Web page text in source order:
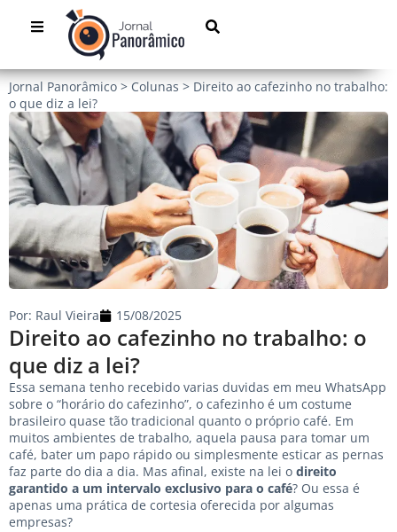
Jornal Panorâmico > Colunas > Direito ao cafezinho no trabalho:
o que diz a lei?
Direito ao cafezinho no trabalho: o
que diz a lei?
Por: Raul Vieira 15/08/2025
Essa semana tenho recebido varias duvidas em meu WhatsApp
sobre o “horário do cafezinho”, o cafezinho é um costume
brasileiro quase tão tradicional quanto o próprio café. Em
muitos ambientes de trabalho, aquela pausa para tomar um
café, bater um papo rápido ou simplesmente esticar as pernas
faz parte do dia a dia. Mas afinal, existe na lei o direito
garantido a um intervalo exclusivo para o café? Ou essa é
apenas uma prática de cortesia oferecida por algumas
empresas?